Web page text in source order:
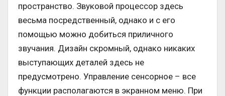
пространство. Звуковой процессор здесь
весьма посредственный, однако и с его
помощью можно добиться приличного
звучания. Дизайн скромный, однако никаких
выступающих деталей здесь не
предусмотрено. Управление сенсорное – все
функции располагаются в экранном меню. При